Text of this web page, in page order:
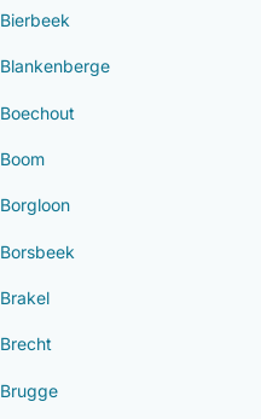
Bierbeek
Blankenberge
Boechout
Boom
Borgloon
Borsbeek
Brakel
Brecht
Brugge